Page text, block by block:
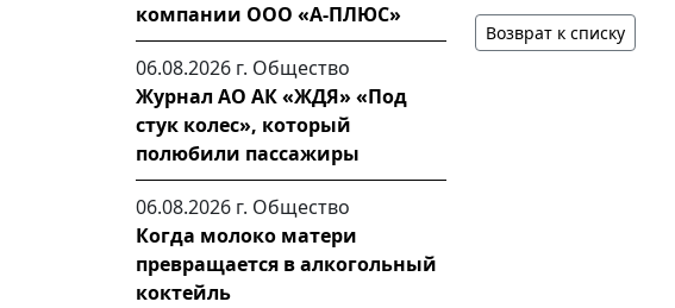
компании ООО «А-ПЛЮС»
06.08.2026 г. Общество
Журнал АО АК «ЖДЯ» «Под
стук колес», который
полюбили пассажиры
06.08.2026 г. Общество
Когда молоко матери
превращается в алкогольный
коктейль
Возврат к списку